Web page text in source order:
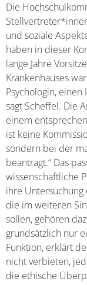
Die
und soziale
haben in dieser
lange Jahre
Krankenhauses
Psychologin,
sagt Scheffel. Die
einem
ist keine
sondern bei der
beantragt.“ Das
wissenschaftliche
ihre
die im weiteren
sollen, gehören
grundsätzlich nur
Funktion, erklärt
nicht verbieten,
die ethische